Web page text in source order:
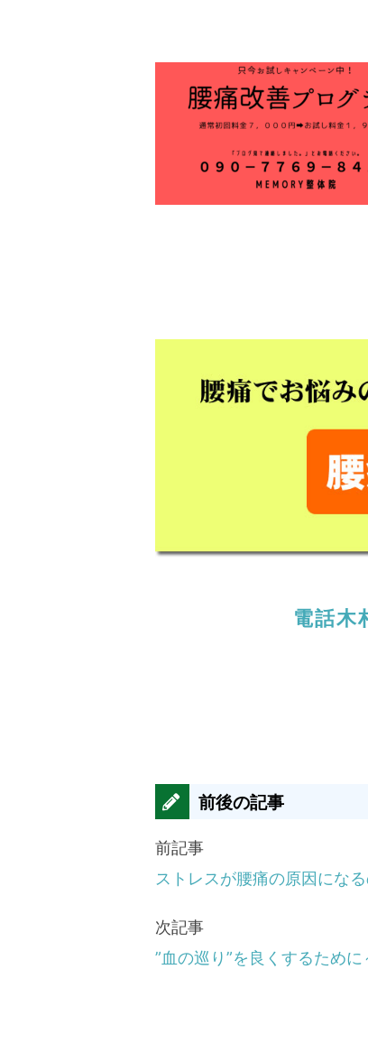
電話
前後の記事
前記事
ストレスが腰痛の原因になる
次記事
”血の巡り”を良くするため